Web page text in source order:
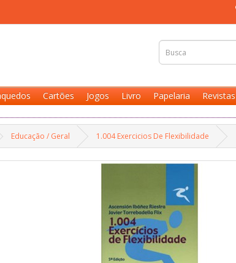
Cartões Jogos Livro Papelaria Revistas
Educação / Geral 1.004 Exercicios De Flexibilidade